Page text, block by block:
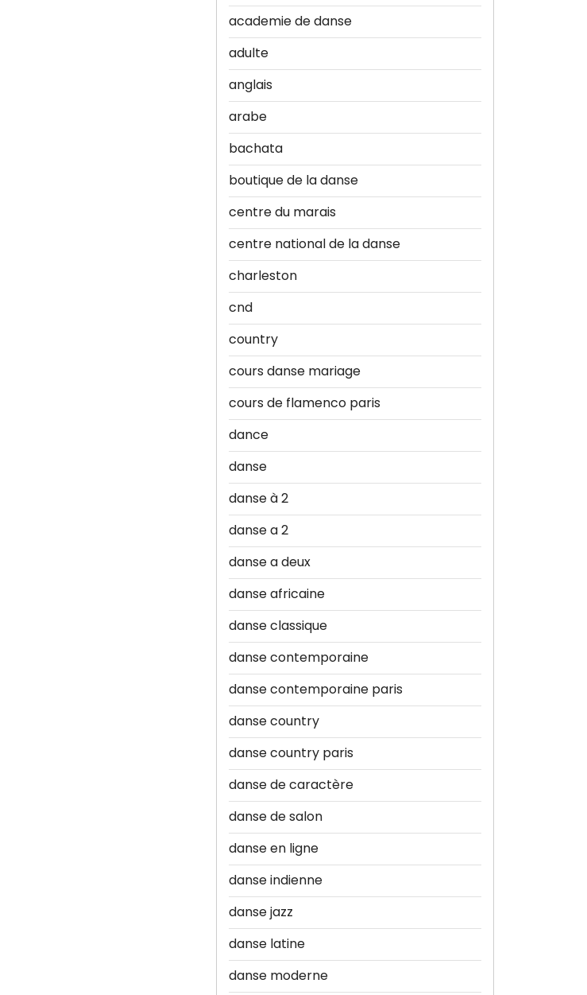
academie de danse
adulte
anglais
arabe
bachata
boutique de la danse
centre du marais
centre national de la danse
charleston
cnd
country
cours danse mariage
cours de flamenco paris
dance
danse
danse à 2
danse a 2
danse a deux
danse africaine
danse classique
danse contemporaine
danse contemporaine paris
danse country
danse country paris
danse de caractère
danse de salon
danse en ligne
danse indienne
danse jazz
danse latine
danse moderne